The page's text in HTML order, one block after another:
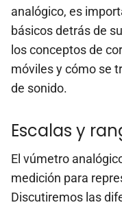
analógico, es
básicos detrás de
los conceptos de
móviles y cómo se
de sonido.
Escalas y
El vúmetro
medición para
Discutiremos las